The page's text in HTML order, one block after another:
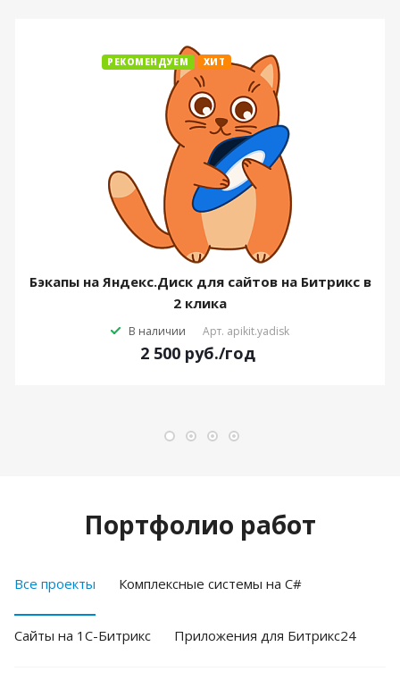
РЕКОМЕНДУЕМ ХИТ
Бэкапы на Яндекс.Диск для сайтов на Битрикс в
2 клика
В наличии Арт. apikit.yadisk
2 500 руб./год
Портфолио работ
Все проекты Комплексные системы на C#
Cайты на 1С-Битрикс Приложения для Битрикс24